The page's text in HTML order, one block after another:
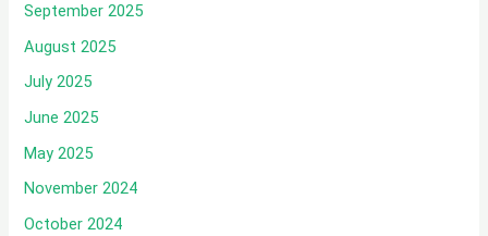
September 2025
August 2025
July 2025
June 2025
May 2025
November 2024
October 2024